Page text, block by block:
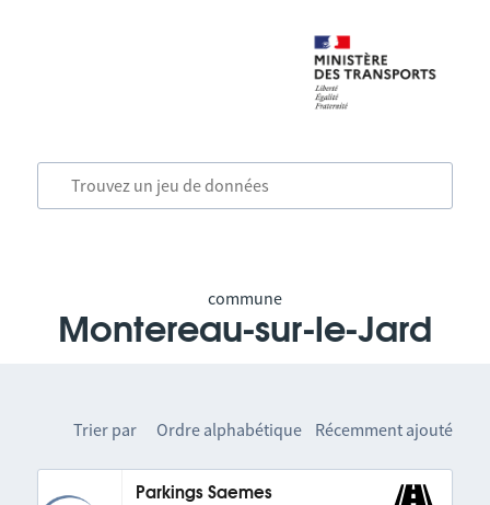
commune
Montereau-sur-le-Jard
Trier par Ordre alphabétique Récemment ajouté
Parkings Saemes